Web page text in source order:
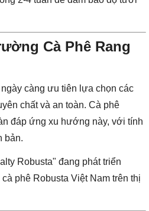
Cà Phê Rang
càng ưu tiên lựa chọn các
chất và an toàn. Cà phê
đáp ứng xu hướng này, với tính
bản.
Robusta" đang phát triển
phê Robusta Việt Nam trên thị